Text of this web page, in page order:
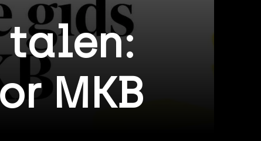
talen:
MKB